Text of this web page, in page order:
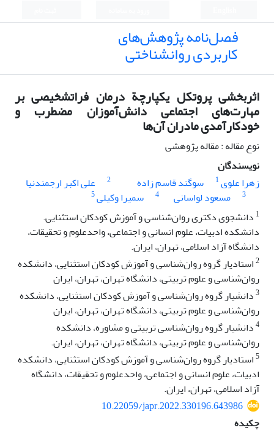
فصل‌نامه پژوهش‌های
کاربردی روانشناختی
اثربخشی پروتکل یکپارچة درمان فراتشخیصی بر
مهارت‌های اجتماعی دانش‌آموزان مضطرب و
خودکارآمدی مادران آن‌ها
نوع مقاله : مقاله پژوهشی
نویسندگان
زهرا علوی1 سوگند قاسم زاده 2 علی اکبر ارجمندنیا
3 مسعود لواسانی 4 سمیرا وکیلی5
1 دانشجوی دکتری روان‌شناسی و آموزش کودکان استثنایی.
دانشکده ادبیات، علوم انسانی و اجتماعی، واحدعلوم و تحقیقات،
دانشگاه آزاد اسلامی، تهران، ایران.
2استادیار گروه روان‌شناسی و آموزش کودکان استثنایی، دانشکده
روان‌شناسی و علوم تربیتی، دانشگاه تهران، تهران، ایران
3دانشیار گروه روان‌شناسی و آموزش کودکان استثنایی، دانشکده
روان‌شناسی و علوم تربیتی، دانشگاه تهران، تهران، ایران
4دانشیار گروه روان‌شناسی تربیتی و مشاوره، دانشکده
روان‌شناسی و علوم تربیتی، دانشگاه تهران، تهران، ایران.
5استادیار گروه روان‌شناسی و آموزش کودکان استثنایی، دانشکده
ادبیات، علوم انسانی و اجتماعی، واحدعلوم و تحقیقات، دانشگاه
آزاد اسلامی، تهران، ایران.
10.22059/japr.2022.330196.643986
چکیده